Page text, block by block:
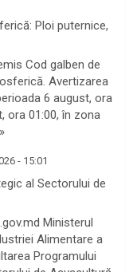
Ploi puternice,
Cod galben de
Avertizarea
6 august, ora
ora 01:00, în zona
- 15:01
al Sectorului de
Ministerul
Alimentare a
Programului